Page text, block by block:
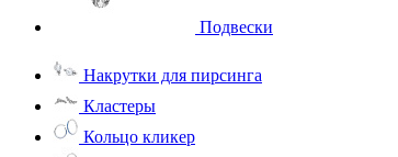
Подвески
Накрутки для пирсинга
Кластеры
Кольцо кликер